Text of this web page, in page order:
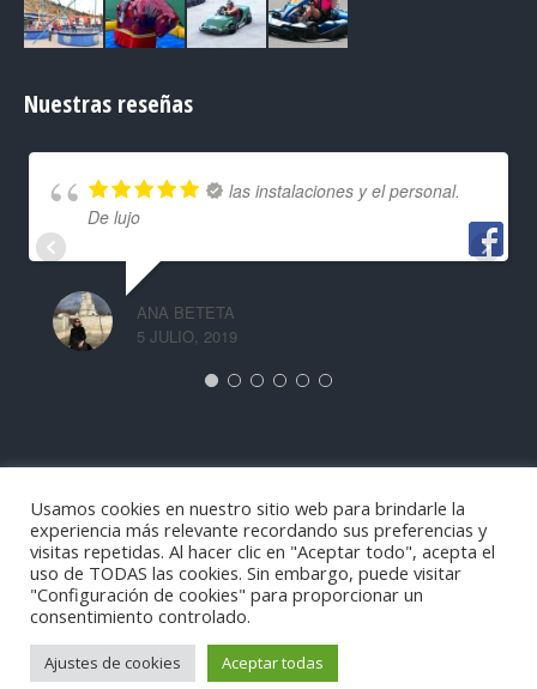
Nuestras reseñas
las instalaciones y el personal.
De lujo
ANA BETETA
5 JULIO, 2019
® Funny Hill 2026. Todos los derechos reservados.
Política de privacidad y política de cookies
Usamos cookies en nuestro sitio web para brindarle la
experiencia más relevante recordando sus preferencias y
visitas repetidas. Al hacer clic en "Aceptar todo", acepta el
uso de TODAS las cookies. Sin embargo, puede visitar
"Configuración de cookies" para proporcionar un
consentimiento controlado.
Ajustes de cookies Aceptar todas